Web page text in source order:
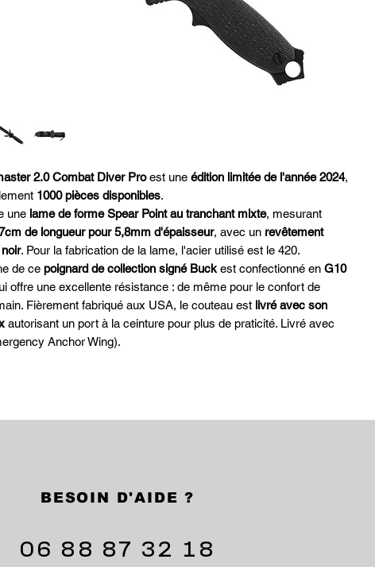
2.0 Combat Diver Proest une édition limitée de l'année 2024,
1000 pièces disponibles.
une lame de forme Spear Point au tranchant mixte, mesurant
de longueur pour 5,8mm d'épaisseur, avec un revêtement
. Pour la fabrication de la lame, l'acier utilisé est le 420.
de ce poignard de collection signé Buck est confectionné en G10
offre une excellente résistance : de même pour le confort de
Fièrement fabriqué aux USA, le couteau est livré avec son
autorisant un port à la ceinture pour plus de praticité. Livré avec
Anchor Wing).
BESOIN D'AIDE ?
06 88 87 32 18